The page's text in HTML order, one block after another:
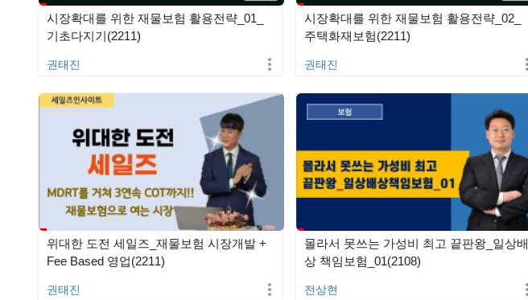
시장확대를 위한 재물보험 활용전략_01_
기초다지기(2211)
권태진
시장확대를 위한 재물보험 활용전략_02_
주택화재보험(2211)
권태진
위대한 도전 세일즈_재물보험 시장개발 +
Fee Based 영업(2211)
권태진
몰라서 못쓰는 가성비 최고 끝판왕_일상배
상 책임보험_01(2108)
전상현